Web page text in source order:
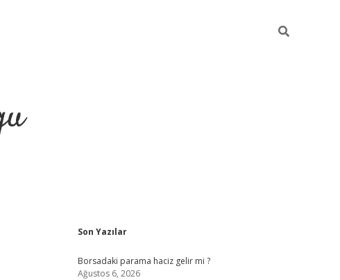
Sidebar
Son Yazılar
Borsadaki parama haciz gelir mi ?
Ağustos 6, 2026